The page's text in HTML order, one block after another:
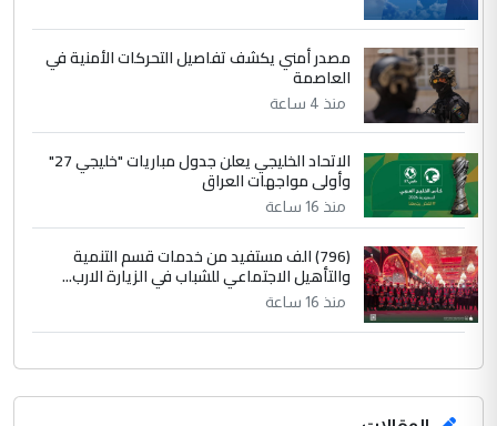
مصدر أمني يكشف تفاصيل التحركات الأمنية في
العاصمة
منذ 4 ساعة
الاتحاد الخليجي يعلن جدول مباريات "خليجي 27"
وأولى مواجهات العراق
منذ 16 ساعة
(796) الف مستفيد من خدمات قسم التنمية
والتأهيل الاجتماعي للشباب في الزيارة الارب...
منذ 16 ساعة